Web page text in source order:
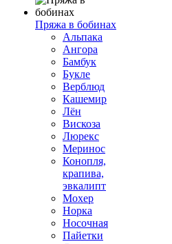
Пряжа в бобинах
Альпака
Ангора
Бамбук
Букле
Верблюд
Кашемир
Лён
Вискоза
Люрекс
Меринос
Конопля,
крапива,
эвкалипт
Мохер
Норка
Носочная
Пайетки